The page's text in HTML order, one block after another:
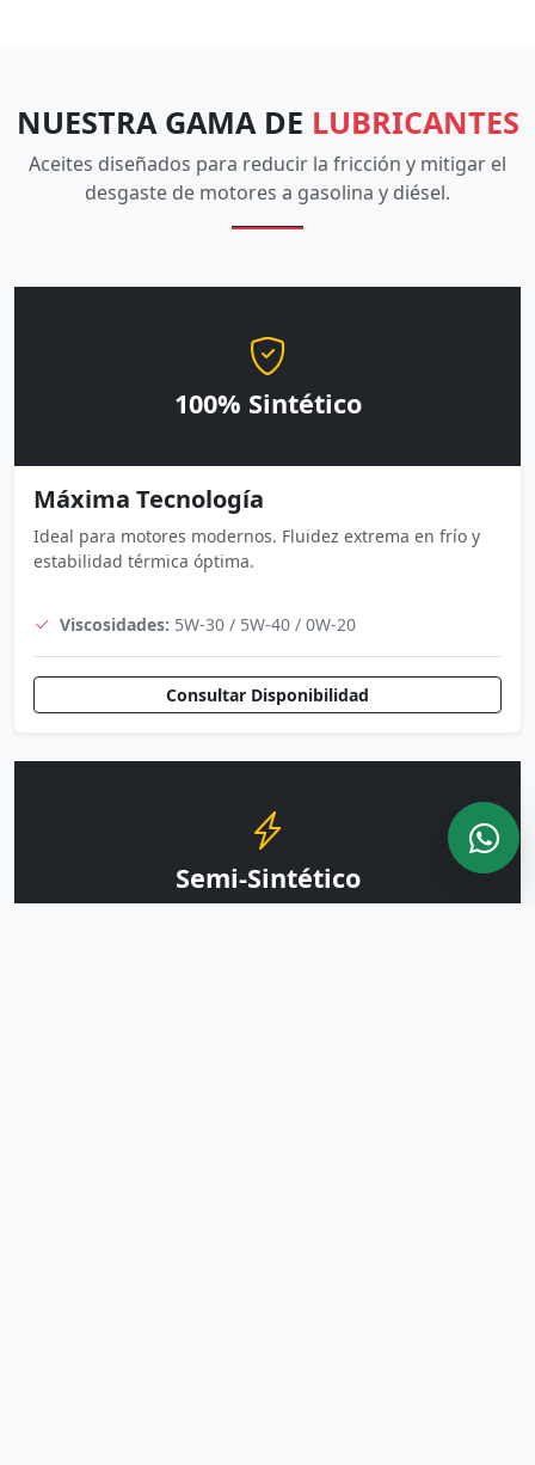
NUESTRA GAMA DE LUBRICANTES
Aceites diseñados para reducir la fricción y mitigar el
desgaste de motores a gasolina y diésel.
100% Sintético
Máxima Tecnología
Ideal para motores modernos. Fluidez extrema en frío y
estabilidad térmica óptima.
Viscosidades: 5W-30 / 5W-40 / 0W-20
Consultar Disponibilidad
Semi-Sintético